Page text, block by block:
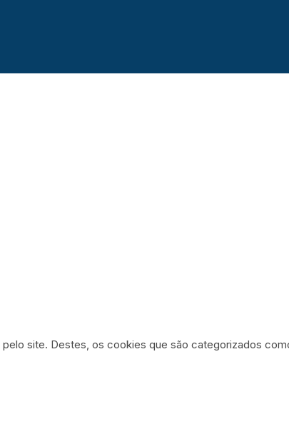
site. Destes, os cookies que são categorizados